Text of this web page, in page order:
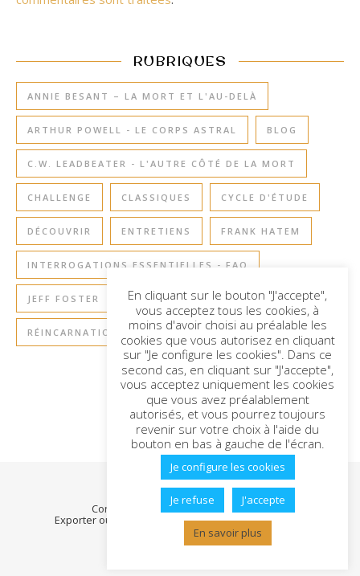
RUBRIQUES
ANNIE BESANT – LA MORT ET L'AU-DELÀ
ARTHUR POWELL - LE CORPS ASTRAL BLOG
C.W. LEADBEATER - L'AUTRE CÔTÉ DE LA MORT
CHALLENGE CLASSIQUES CYCLE D'ÉTUDE
DÉCOUVRIR ENTRETIENS FRANK HATEM
INTERROGATIONS ESSENTIELLES - FAQ
JEFF FOSTER RETOURS À LA TERRE
RÉINCARNATION SAGESSE DE L'ÂME
2026
Contact
Politique de confidentialité
Exporter ou supprimer mes données personnelles
Gestion des cookies
En cliquant sur le bouton "J'accepte",
vous acceptez tous les cookies, à
moins d'avoir choisi au préalable les
cookies que vous autorisez en cliquant
sur "Je configure les cookies". Dans ce
second cas, en cliquant sur "J'accepte",
vous acceptez uniquement les cookies
que vous avez préalablement
autorisés, et vous pourrez toujours
revenir sur votre choix à l'aide du
bouton en bas à gauche de l'écran.
Je configure les cookies
Je refuse J'accepte
En savoir plus